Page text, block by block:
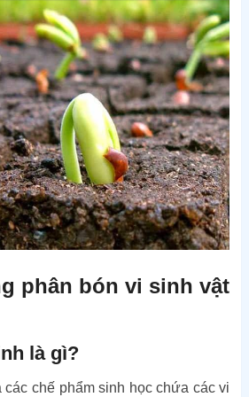
phân bón vi sinh vật
là gì?
các chế phẩm sinh học chứa các vi